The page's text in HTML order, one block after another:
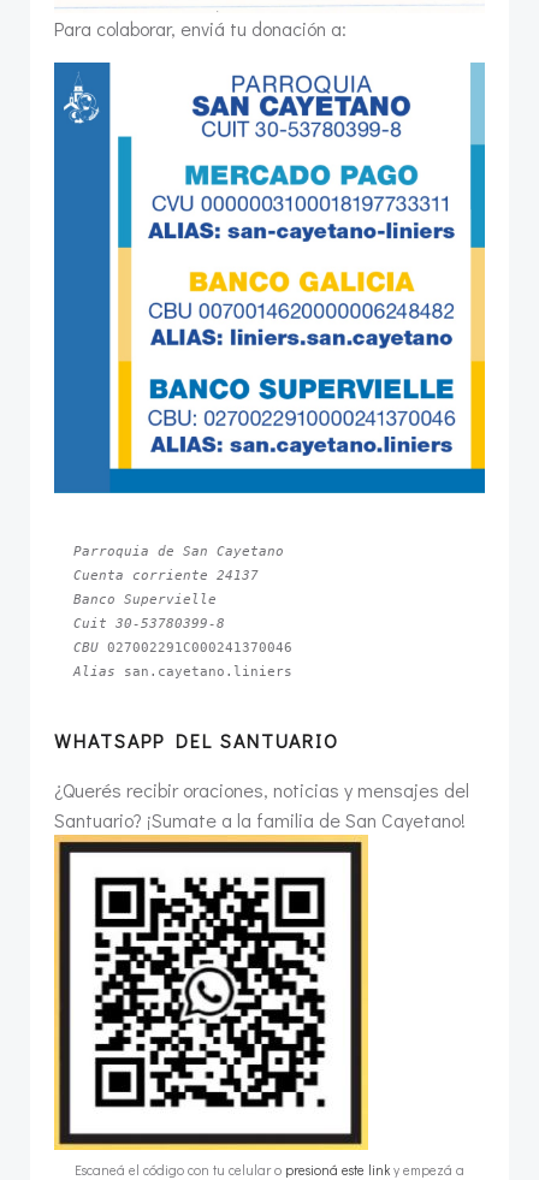
Para colaborar, enviá tu donación a:
Parroquia de San Cayetano
Cuenta corriente 24137
Banco Supervielle
Cuit 30-53780399-8
CBU
Alias san.cayetano.liniers
WHATSAPP DEL SANTUARIO
¿Querés recibir oraciones, noticias y mensajes del
Santuario? ¡Sumate a la familia de San Cayetano!
Escaneá el código con tu celular o presioná este link y empezá a